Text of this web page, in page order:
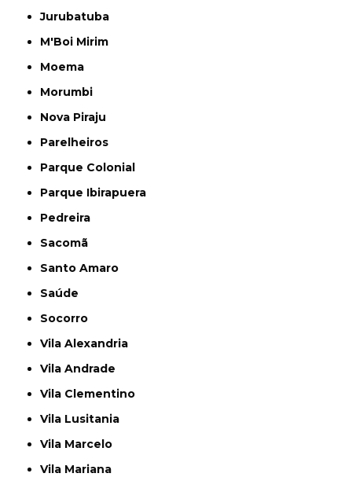
Jurubatuba
M'Boi Mirim
Moema
Morumbi
Nova Piraju
Parelheiros
Parque Colonial
Parque Ibirapuera
Pedreira
Sacomã
Santo Amaro
Saúde
Socorro
Vila Alexandria
Vila Andrade
Vila Clementino
Vila Lusitania
Vila Marcelo
Vila Mariana